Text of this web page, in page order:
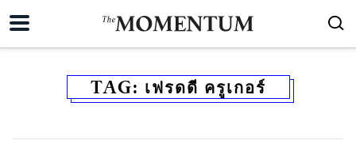
TAG: เฟรดดี ครูเกอร์